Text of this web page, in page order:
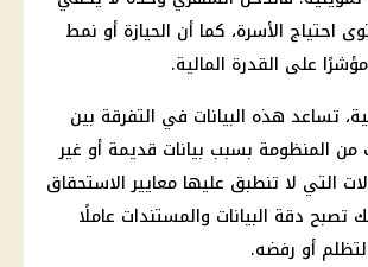
احتياج الأسرة، كما أن الحيازة أو نمط
على القدرة المالية.
تساعد هذه البيانات في التفرقة بين
من المنظومة بسبب بيانات قديمة أو غير
التي لا تنطبق عليها معايير الاستحقاق
تصبح دقة البيانات والمستندات عاملًا
أو رفضه.